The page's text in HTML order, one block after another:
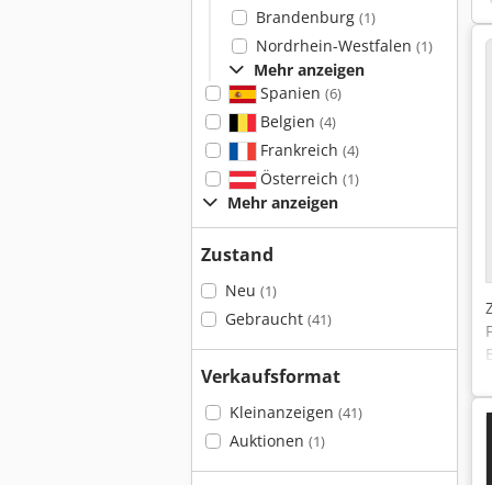
Brandenburg (1)
Nordrhein-Westfalen (1)
Mehr anzeigen
Spanien (6)
Belgien (4)
Frankreich (4)
Österreich (1)
Mehr anzeigen
Zustand
Neu (1)
Gebraucht (41)
Verkaufsformat
Kleinanzeigen (41)
Auktionen (1)